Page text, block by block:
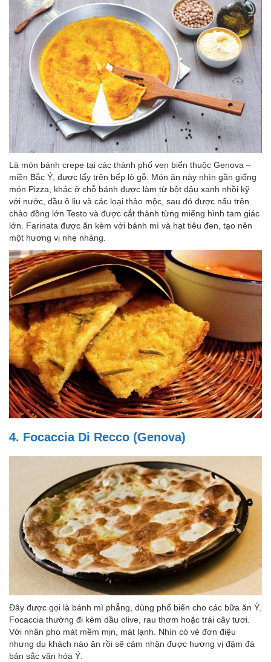
Là món bánh crepe tại các thành phố ven biển thuộc Genova –
miền Bắc Ý, được lấy trên bếp lò gỗ. Món ăn này nhìn gần giống
món Pizza, khác ở chỗ bánh được làm từ bột đậu xanh nhồi kỹ
với nước, dầu ô liu và các loại thảo mộc, sau đó được nấu trên
chảo đồng lớn Testo và được cắt thành từng miếng hình tam giác
lớn. Farinata được ăn kèm với bánh mì và hạt tiêu đen, tạo nên
một hương vị nhẹ nhàng.
4. Focaccia Di Recco (Genova)
Đây được gọi là bánh mì phẳng, dùng phổ biến cho các bữa ăn Ý.
Focaccia thường đi kèm dầu olive, rau thơm hoặc trái cây tươi.
Với nhân pho mát mềm mịn, mát lạnh. Nhìn có vẻ đơn điệu
nhưng du khách nào ăn rồi sẽ cảm nhận được hương vị đậm đà
bản sắc văn hóa Ý.